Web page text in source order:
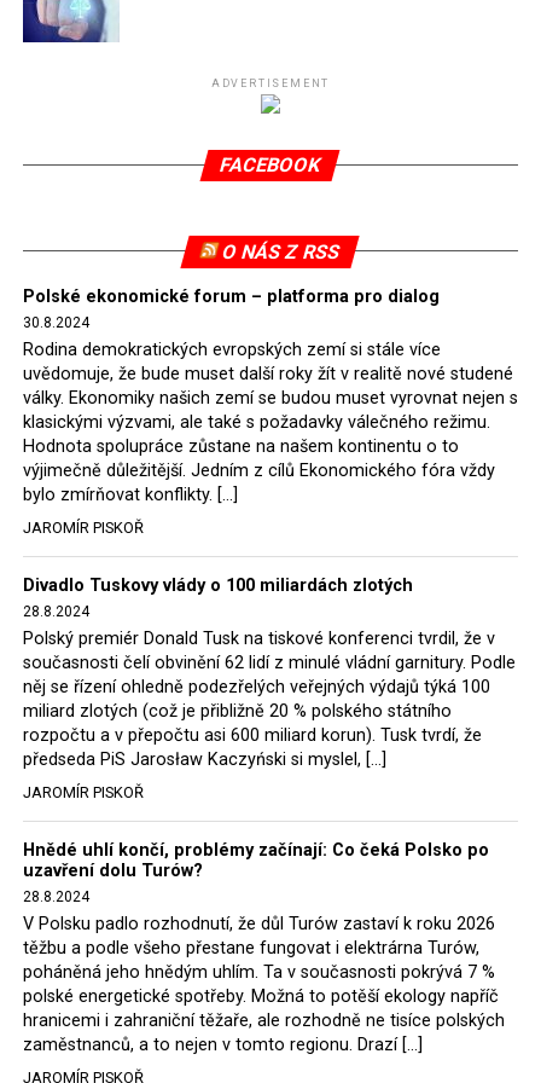
Připomeňme, že ukončení těžby hnědého uhlí pro
(SDEU) v souvislosti se stížnostmi českých samospráv
verdiktem španělské soudkyně Rosario Silva de Lapureta
tomuto rozhodnutí nevyhověla, proto na žádost
2022, než byl tento případ z důvodu uzavření dohody
Polska s Českou republikou o odstranění příčin sporu o
důl Turów vymazán z rejstříku tribunálu. Celkem si
Polsko nechalo z přiznaných evropských fondů odečíst
asi 70 milionů eur na pokutách a 45 milionů eur
zaplatilo jako odškodnění České republice – ale jak důl,
tak elektrárna nadále fungovaly. Už tehdy zástupci
tehdejší opozice a dnes vládnoucí koalice, jako
místopředseda Občanské platformy (PO) Rafał
Hołownia, přímo řekli, že by se polská vláda měla
tomuto rozhodnutí podřídit.
Rozhodnutí polského ministra spravedlnosti jistě potěší
německé, české a polské ekology, ale i těžaře. Je těžké si
představit, že by o takové věci rozhodoval sám ministr
Bodnar. Musel získat politický souhlas vládnoucí koalice.
Stále jsou totiž platné argumenty Morawieckého vlády,
že důl i elektrárna jsou – kromě zabezpečování cca 7 %
polského energetického mixu – klíčovými podniky, spolu
se svými dceřinými společnostmi zaměstnávají cca pět
tisíc lidí. Navíc s činností dolu a elektrárny nepřímo
souvisí dalších několik desítek tisíc pracovních míst v
regionu. Zelená politika ale opět zvítězila.
Rozhodnutí polského ministra spravedlnosti jistě potěší
německé, české a polské ekology, kteří žalobu u
ADVERTISEMENT
FACEBOOK
O NÁS Z RSS
Polské ekonomické forum – platforma pro dialog
30.8.2024
Rodina demokratických evropských zemí si stále více
uvědomuje, že bude muset další roky žít v realitě nové studené
války. Ekonomiky našich zemí se budou muset vyrovnat nejen s
klasickými výzvami, ale také s požadavky válečného režimu.
Hodnota spolupráce zůstane na našem kontinentu o to
výjimečně důležitější. Jedním z cílů Ekonomického fóra vždy
bylo zmírňovat konflikty. […]
JAROMÍR PISKOŘ
Divadlo Tuskovy vlády o 100 miliardách zlotých
28.8.2024
Polský premiér Donald Tusk na tiskové konferenci tvrdil, že v
současnosti čelí obvinění 62 lidí z minulé vládní garnitury. Podle
něj se řízení ohledně podezřelých veřejných výdajů týká 100
miliard zlotých (což je přibližně 20 % polského státního
rozpočtu a v přepočtu asi 600 miliard korun). Tusk tvrdí, že
předseda PiS Jarosław Kaczyński si myslel, […]
JAROMÍR PISKOŘ
Hnědé uhlí končí, problémy začínají: Co čeká Polsko po
uzavření dolu Turów?
28.8.2024
V Polsku padlo rozhodnutí, že důl Turów zastaví k roku 2026
těžbu a podle všeho přestane fungovat i elektrárna Turów,
poháněná jeho hnědým uhlím. Ta v současnosti pokrývá 7 %
polské energetické spotřeby. Možná to potěší ekology napříč
hranicemi i zahraniční těžaře, ale rozhodně ne tisíce polských
zaměstnanců, a to nejen v tomto regionu. Drazí […]
JAROMÍR PISKOŘ